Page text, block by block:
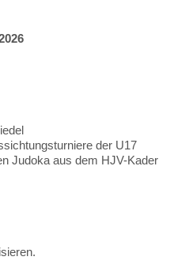
der U17
Judoka aus dem HJV-Kader